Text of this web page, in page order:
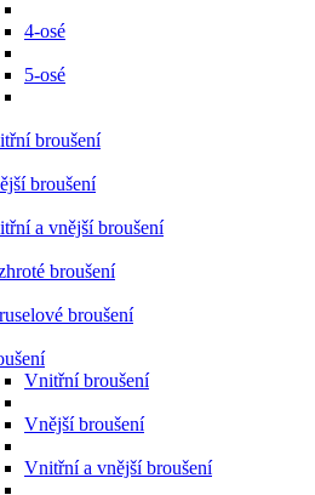
4-osé
5-osé
broušení
broušení
a vnější broušení
broušení
broušení
Vnitřní broušení
Vnější broušení
Vnitřní a vnější broušení